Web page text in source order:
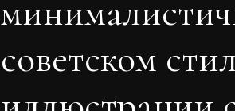
советском